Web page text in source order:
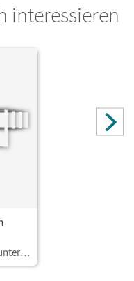
interessieren
Für den Englischunterricht in der Sekundarstufe I